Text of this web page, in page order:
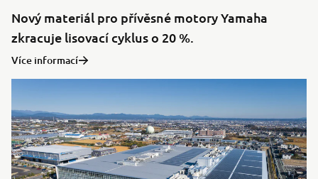
Nový materiál pro přívěsné motory Yamaha
zkracuje lisovací cyklus o 20 %.
Více informací